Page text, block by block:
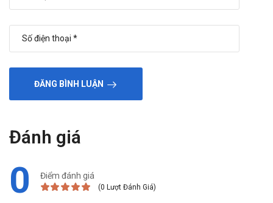
ĐĂNG BÌNH LUẬN
Đánh giá
0 Điểm đánh giá
(0 Lượt Đánh Giá)